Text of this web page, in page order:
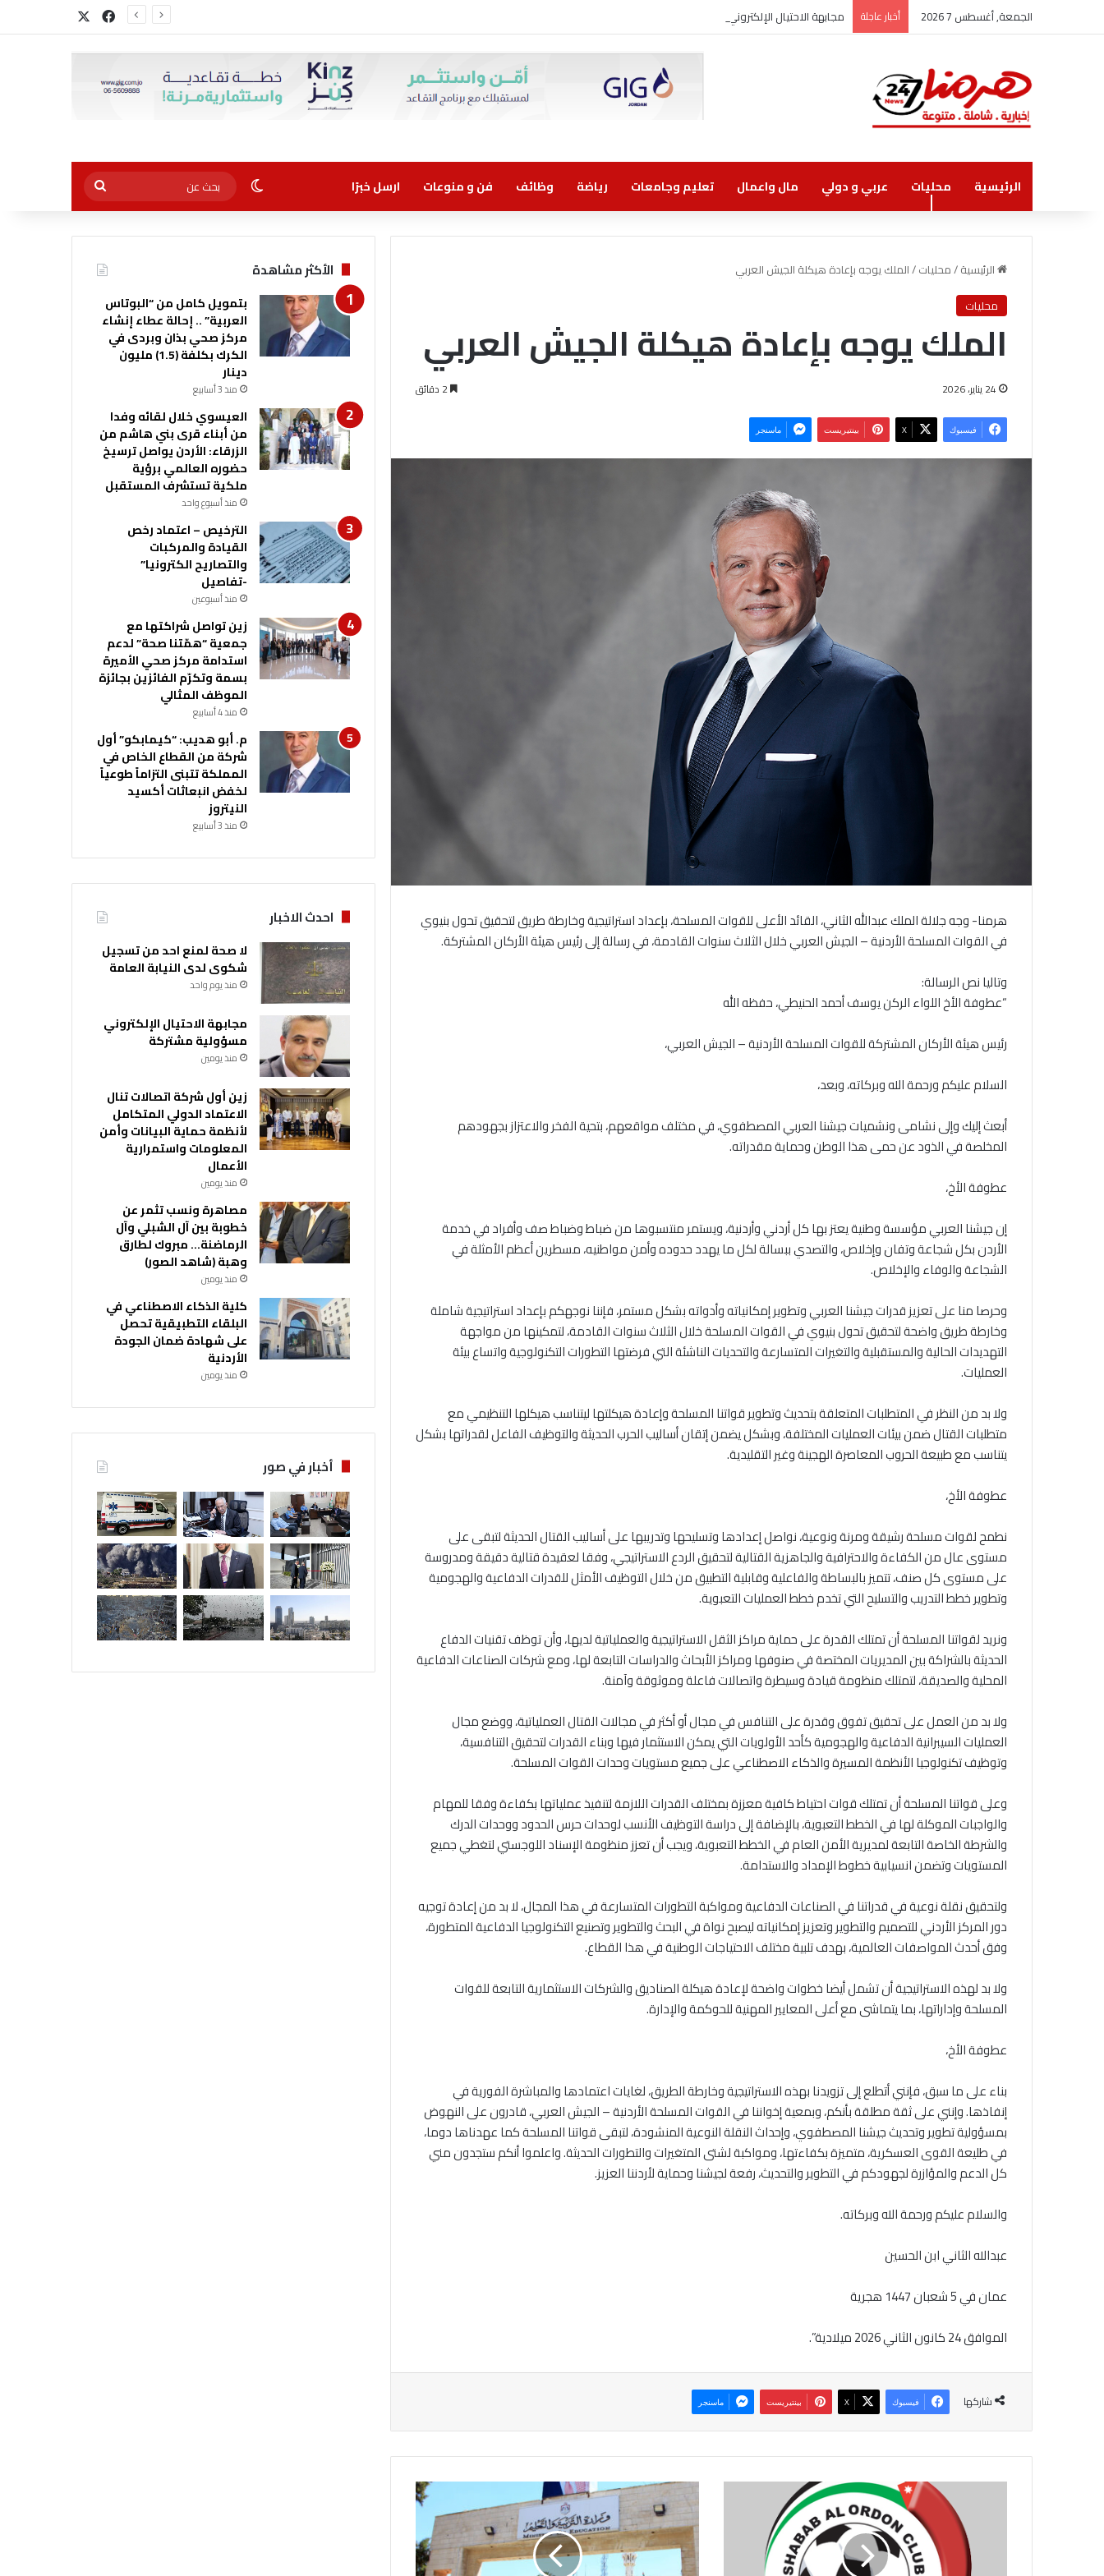
الجمعة, أغسطس 7 2026 أخبار عاجلة مجابهة الاحتيال الإلكتروني مسؤولية مشتركة فيسبوك
الرئيسية محليات عربي و دولي مال واعمال تعليم وجامعات رياضة وظائف فن و منوعات ارسل خبرًا الوضع المظلم
بحث
عن
الرئيسية/محليات/الملك يوجه بإعادة هيكلة الجيش العربي
محليات
الملك يوجه بإعادة هيكلة الجيش العربي
24 يناير، 2026
فيسبوك ‫X بينتيريست ماسنجر
هرمنا- وجه جلالة الملك عبدالله الثاني، القائد الأعلى للقوات المسلحة، بإعداد استراتيجية وخارطة طريق لتحقيق تحول بنيوي
في القوات المسلحة الأردنية – الجيش العربي خلال الثلاث سنوات القادمة، في رسالة إلى رئيس هيئة الأركان المشتركة.
وتاليا نص الرسالة:
“عطوفة الأخ اللواء الركن يوسف أحمد الحنيطي، حفظه الله
رئيس هيئة الأركان المشتركة للقوات المسلحة الأردنية – الجيش العربي،
السلام عليكم ورحمة ﷲ وبركاته، وبعد،
أبعث إليك وإلى نشامى ونشميات جيشنا العربي المصطفوي، في مختلف مواقعهم، بتحية الفخر والاعتزاز بجهودهم
المخلصة في الذود عن حمى هذا الوطن وحماية مقدراته.
عطوفة الأخ،
إن جيشنا العربي مؤسسة وطنية يعتز بها كل أردني وأردنية، ويستمر منتسبوها من ضباط وضباط صف وأفراد في خدمة
الأردن بكل شجاعة وتفان وإخلاص، والتصدي ببسالة لكل ما يهدد حدوده وأمن مواطنيه، مسطرين أعظم الأمثلة في
الشجاعة والوفاء والإخلاص.
وحرصا منا على تعزيز قدرات جيشنا العربي وتطوير إمكانياته وأدواته بشكل مستمر، فإننا نوجهكم بإعداد استراتيجية شاملة
وخارطة طريق واضحة لتحقيق تحول بنيوي في القوات المسلحة خلال الثلاث سنوات القادمة، لتمكينها من مواجهة
التهديدات الحالية والمستقبلية والتغيرات المتسارعة والتحديات الناشئة التي فرضتها التطورات التكنولوجية واتساع بيئة
العمليات.
ولا بد من النظر في المتطلبات المتعلقة بتحديث وتطوير قواتنا المسلحة وإعادة هيكلتها ليتناسب هيكلها التنظيمي مع
متطلبات القتال ضمن بيئات العمليات المختلفة، وبشكل يضمن إتقان أساليب الحرب الحديثة والتوظيف الفاعل لقدراتها بشكل
يتناسب مع طبيعة الحروب المعاصرة الهجينة وغير التقليدية.
عطوفة الأخ،
نطمح لقوات مسلحة رشيقة ومرنة ونوعية، نواصل إعدادها وتسليحها وتدريبها على أساليب القتال الحديثة لتبقى على
مستوى عال من الكفاءة والاحترافية والجاهزية القتالية لتحقيق الردع الاستراتيجي، وفقا لعقيدة قتالية دقيقة ومدروسة
على مستوى كل صنف، تتميز بالبساطة والفاعلية وقابلية التطبيق من خلال التوظيف الأمثل للقدرات الدفاعية والهجومية
وتطوير خطط التدريب والتسليح التي تخدم خطط العمليات التعبوية.
ونريد لقواتنا المسلحة أن تمتلك القدرة على حماية مراكز الثقل الاستراتيجية والعملياتية لديها، وأن توظف تقنيات الدفاع
الحديثة بالشراكة بين المديريات المختصة في صنوفها ومراكز الأبحاث والدراسات التابعة لها، ومع شركات الصناعات الدفاعية
المحلية والصديقة، لتمتلك منظومة قيادة وسيطرة واتصالات فاعلة وموثوقة وآمنة.
ولا بد من العمل على تحقيق تفوق وقدرة على التنافس في مجال أو أكثر في مجالات القتال العملياتية، ووضع مجال
العمليات السيبرانية الدفاعية والهجومية كأحد الأولويات التي يمكن الاستثمار فيها وبناء القدرات لتحقيق التنافسية،
وتوظيف تكنولوجيا الأنظمة المسيرة والذكاء الاصطناعي على جميع مستويات وحدات القوات المسلحة.
وعلى قواتنا المسلحة أن تمتلك قوات احتياط كافية معززة بمختلف القدرات اللازمة لتنفيذ عملياتها بكفاءة وفقا للمهام
والواجبات الموكلة لها في الخطط التعبوية، بالإضافة إلى دراسة التوظيف الأنسب لوحدات حرس الحدود ووحدات الدرك
والشرطة الخاصة التابعة لمديرية الأمن العام في الخطط التعبوية، ويجب أن تعزز منظومة الإسناد اللوجستي لتغطي جميع
المستويات وتضمن انسيابية خطوط الإمداد والاستدامة.
ولتحقيق نقلة نوعية في قدراتنا في الصناعات الدفاعية ومواكبة التطورات المتسارعة في هذا المجال، لا بد من إعادة توجيه
دور المركز الأردني للتصميم والتطوير وتعزيز إمكانياته ليصبح نواة في البحث والتطوير وتصنيع التكنولوجيا الدفاعية المتطورة،
وفق أحدث المواصفات العالمية، بهدف تلبية مختلف الاحتياجات الوطنية في هذا القطاع.
ولا بد لهذه الاستراتيجية أن تشمل أيضا خطوات واضحة لإعادة هيكلة الصناديق والشركات الاستثمارية التابعة للقوات
المسلحة وإداراتها، بما يتماشى مع أعلى المعايير المهنية للحوكمة والإدارة.
عطوفة الأخ،
بناء على ما سبق، فإنني أتطلع إلى تزويدنا بهذه الاستراتيجية وخارطة الطريق، لغايات اعتمادها والمباشرة الفورية في
إنفاذها. وإنني على ثقة مطلقة بأنكم، وبمعية إخواننا في القوات المسلحة الأردنية – الجيش العربي، قادرون على النهوض
بمسؤولية تطوير وتحديث جيشنا المصطفوي، وإحداث النقلة النوعية المنشودة، لتبقى قواتنا المسلحة كما عهدناها دوما،
في طليعة القوى العسكرية، متميزة بكفاءتها، ومواكبة لشتى المتغيرات والتطورات الحديثة. واعلموا أنكم ستجدون مني
كل الدعم والمؤازرة لجهودكم في التطوير والتحديث، رفعة لجيشنا وحماية لأردننا العزيز.
والسلام عليكم ورحمة ﷲ وبركاته.
عبدﷲ الثاني ابن الحسين
عمان في 5 شعبان 1447 هجرية
الموافق 24 كانون الثاني 2026 ميلادية”.
شاركها فيسبوك ‫X بينتيريست ماسنجر
ا
ل
الأكثر مشاهدة
بتمويل كامل من “البوتاس
العربية” .. إحالة عطاء إنشاء
مركز صحي بذان وبردى في
الكرك بكلفة (1.5) مليون
دينار
منذ 3 أسابيع
العيسوي خلال لقائه وفدا
من أبناء قرى بني هاشم من
الزرقاء: الأردن يواصل ترسيخ
حضوره العالمي برؤية
ملكية تستشرف المستقبل
منذ أسبوع واحد
الترخيص – اعتماد رخص
القيادة والمركبات
والتصاريح الكترونيا”
-تفاصيل
منذ أسبوعين
زين تواصل شراكتها مع
جمعية “همّتنا صحة” لدعم
استدامة مركز صحي الأميرة
بسمة وتكرّم الفائزين بجائزة
الموظف المثالي
منذ 4 أسابيع
م. أبو هديب: “كيمابكو” أول
شركة من القطاع الخاص في
المملكة تتبنى التزاماً طوعياً
لخفض انبعاثات أكسيد
النيتروز
منذ 3 أسابيع
احدث الاخبار
لا صحة لمنع احد من تسجيل
شكوى لدى النيابة العامة
منذ يوم واحد
مجابهة الاحتيال الإلكتروني
مسؤولية مشتركة
منذ يومين
زين أول شركة اتصالات تنال
الاعتماد الدولي المتكامل
لأنظمة حماية البيانات وأمن
المعلومات واستمرارية
الأعمال
منذ يومين
مصاهرة ونسب تثمر عن
خطوبة بين آل الشبلي وآل
الرماضنة… مبروك لطارق
وهبة (شاهد الصور)
منذ يومين
كلية الذكاء الاصطناعي في
البلقاء التطبيقية تحصل
على شهادة ضمان الجودة
الأردنية
منذ يومين
أخبار في صور